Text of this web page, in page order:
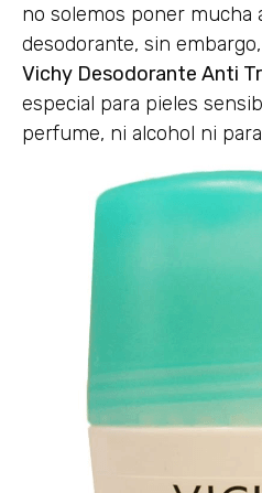
no solemos poner mucha
desodorante, sin
Vichy Desodorante Anti
especial para pieles
perfume, ni alcohol ni